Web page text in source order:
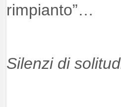
rimpianto”…
Silenzi di